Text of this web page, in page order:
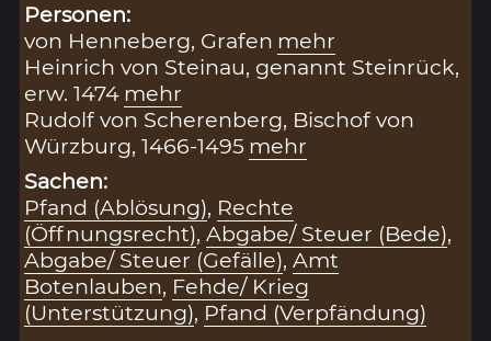
Personen:
von Henneberg, Grafen mehr
Heinrich von Steinau, genannt Steinrück,
erw. 1474 mehr
Rudolf von Scherenberg, Bischof von
Würzburg, 1466-1495 mehr
Sachen:
Pfand (Ablösung), Rechte
(Öffnungsrecht),Abgabe/ Steuer (Bede),
Abgabe/ Steuer (Gefälle),Amt
Botenlauben, Fehde/ Krieg
(Unterstützung), Pfand (Verpfändung)